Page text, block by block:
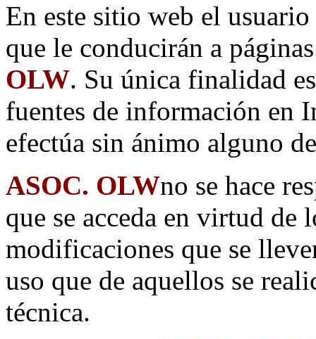
En este sitio web el
que le conducirán a
OLW. Su única finalidad
fuentes de información en
efectúa sin ánimo alguno
ASOC. OLWno se hace
que se acceda en virtud de
modificaciones que se
uso que de aquellos se
técnica.